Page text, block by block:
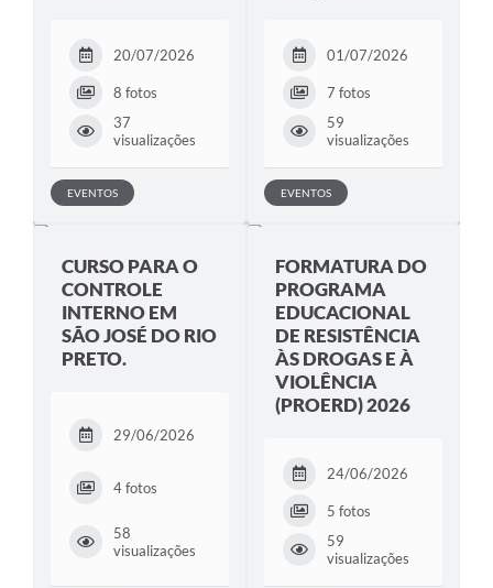
20/07/2026
8 fotos
37
visualizações
EVENTOS
01/07/2026
7 fotos
59
visualizações
EVENTOS
CURSO PARA O
CONTROLE
INTERNO EM
SÃO JOSÉ DO RIO
PRETO.
29/06/2026
4 fotos
58
visualizações
FORMATURA DO
PROGRAMA
EDUCACIONAL
DE RESISTÊNCIA
ÀS DROGAS E À
VIOLÊNCIA
(PROERD) 2026
24/06/2026
5 fotos
59
visualizações